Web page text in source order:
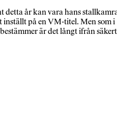
detta år kan vara hans
inställt på en VM-titel. Men som i
är det långt ifrån säkert